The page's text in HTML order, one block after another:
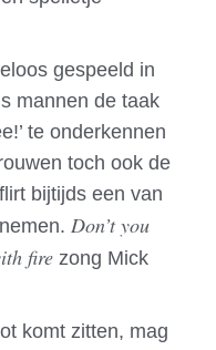
gespeeld in
mannen de taak
te onderkennen
toch ook de
bijtijds een van
Don’t you
fire zong Mick
komt zitten, mag